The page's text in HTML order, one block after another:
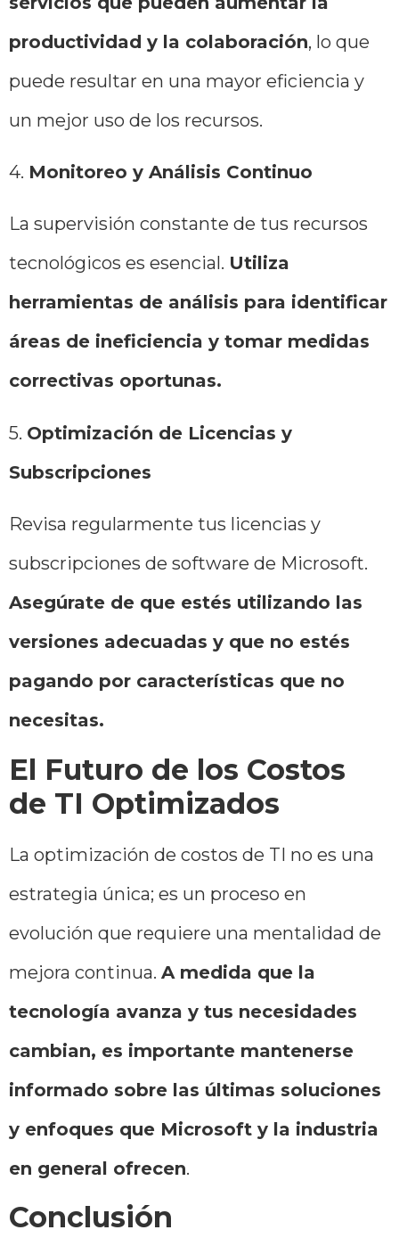
productividad y la colaboración, lo que
puede resultar en una mayor eficiencia y
un mejor uso de los recursos.
4. Monitoreo y Análisis Continuo
La supervisión constante de tus recursos
tecnológicos es esencial. Utiliza
herramientas de análisis para identificar
áreas de ineficiencia y tomar medidas
correctivas oportunas.
5. Optimización de Licencias y
Subscripciones
Revisa regularmente tus licencias y
subscripciones de software de Microsoft.
Asegúrate de que estés utilizando las
versiones adecuadas y que no estés
pagando por características que no
necesitas.
El Futuro de los Costos
de TI Optimizados
La optimización de costos de TI no es una
estrategia única; es un proceso en
evolución que requiere una mentalidad de
mejora continua. A medida que la
tecnología avanza y tus necesidades
cambian, es importante mantenerse
informado sobre las últimas soluciones
y enfoques que Microsoft y la industria
en general ofrecen.
Conclusión